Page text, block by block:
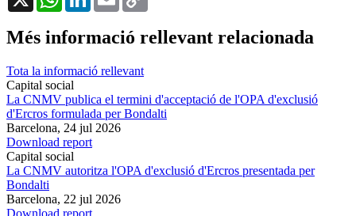
Més informació rellevant relacionada
Tota la informació rellevant
Capital social
La CNMV publica el termini d'acceptació de l'OPA d'exclusió
d'Ercros formulada per Bondalti
Barcelona, 24 jul 2026
Download report
Capital social
La CNMV autoritza l'OPA d'exclusió d'Ercros presentada per
Bondalti
Barcelona, 22 jul 2026